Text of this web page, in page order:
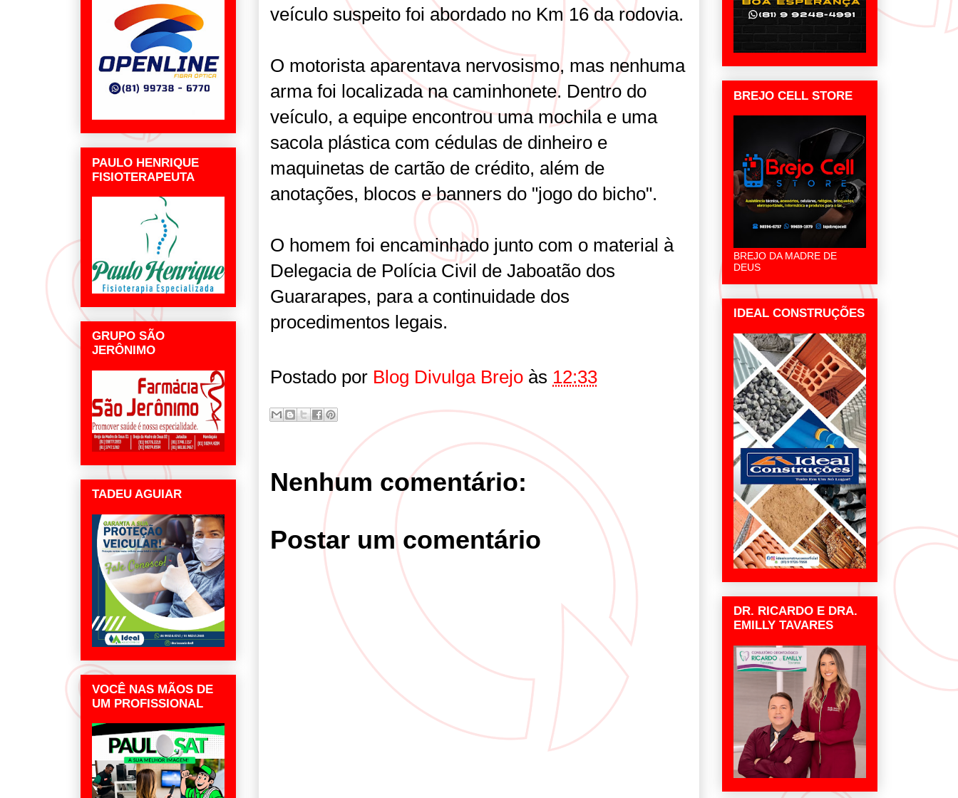
veículo suspeito foi abordado no Km 16 da rodovia.
O motorista aparentava nervosismo, mas nenhuma
arma foi localizada na caminhonete. Dentro do
veículo, a equipe encontrou uma mochila e uma
sacola plástica com cédulas de dinheiro e
maquinetas de cartão de crédito, além de
anotações, blocos e banners do "jogo do bicho".
O homem foi encaminhado junto com o material à
Delegacia de Polícia Civil de Jaboatão dos
Guararapes, para a continuidade dos
procedimentos legais.
Postado por Blog Divulga Brejo às 12:33
Nenhum comentário:
Postar um comentário
PAULO HENRIQUE
FISIOTERAPEUTA
GRUPO SÃO
JERÔNIMO
TADEU AGUIAR
VOCÊ NAS MÃOS DE
UM PROFISSIONAL
BREJO CELL STORE
BREJO DA MADRE DE
DEUS
IDEAL CONSTRUÇÕES
DR. RICARDO E DRA.
EMILLY TAVARES